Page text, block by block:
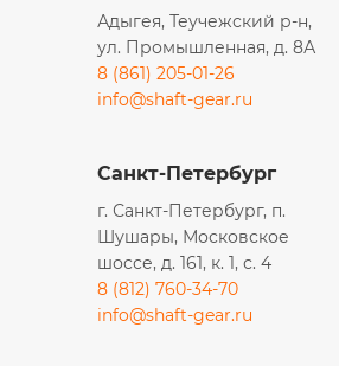
Адыгея, Теучежский р-н,
ул. Промышленная, д. 8А
8 (861) 205-01-26
info@shaft-gear.ru
Санкт-Петербург
г. Санкт-Петербург, п.
Шушары, Московское
шоссе, д. 161, к. 1, с. 4
8 (812) 760-34-70
info@shaft-gear.ru